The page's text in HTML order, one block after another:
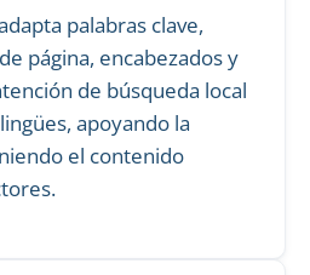
palabras clave,
página, encabezados y
de búsqueda local
apoyando la
el contenido